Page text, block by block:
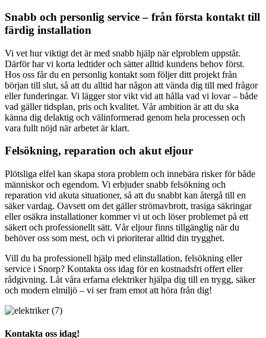
Snabb och personlig service – från första kontakt till
färdig installation
Vi vet hur viktigt det är med snabb hjälp när elproblem uppstår.
Därför har vi korta ledtider och sätter alltid kundens behov först.
Hos oss får du en personlig kontakt som följer ditt projekt från
början till slut, så att du alltid har någon att vända dig till med frågor
eller funderingar. Vi lägger stor vikt vid att hålla vad vi lovar – både
vad gäller tidsplan, pris och kvalitet. Vår ambition är att du ska
känna dig delaktig och välinformerad genom hela processen och
vara fullt nöjd när arbetet är klart.
Felsökning, reparation och akut eljour
Plötsliga elfel kan skapa stora problem och innebära risker för både
människor och egendom. Vi erbjuder snabb felsökning och
reparation vid akuta situationer, så att du snabbt kan återgå till en
säker vardag. Oavsett om det gäller strömavbrott, trasiga säkringar
eller osäkra installationer kommer vi ut och löser problemet på ett
säkert och professionellt sätt. Vår eljour finns tillgänglig när du
behöver oss som mest, och vi prioriterar alltid din trygghet.
Vill du ha professionell hjälp med elinstallation, felsökning eller
service i Snorp? Kontakta oss idag för en kostnadsfri offert eller
rådgivning. Låt våra erfarna elektriker hjälpa dig till en trygg, säker
och modern elmiljö – vi ser fram emot att höra från dig!
Kontakta oss idag!